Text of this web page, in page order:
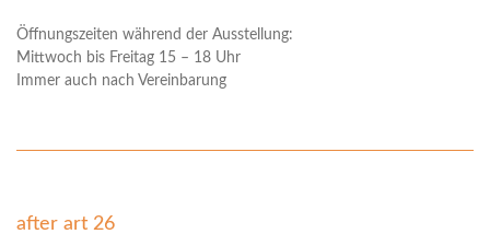
Öffnungszeiten während der Ausstellung:
Mittwoch bis Freitag 15 – 18 Uhr
Immer auch nach Vereinbarung
after art 26